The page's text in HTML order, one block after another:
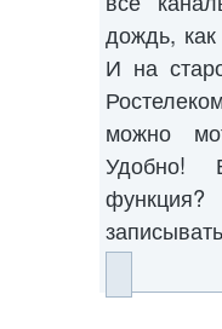
дождь,
И на
можно
Удобно!